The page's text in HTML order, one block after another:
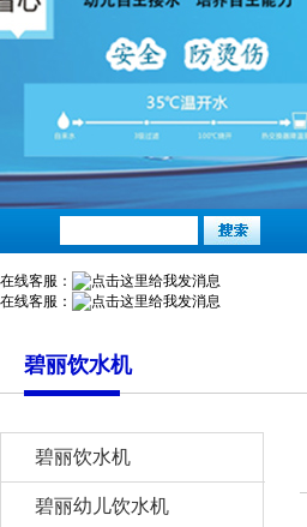
在线客服：
在线客服：
碧丽饮水机
碧丽饮水机
碧丽幼儿饮水机